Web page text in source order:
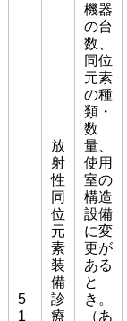
5
1
放
射
性
同
位
元
素
装
備
診
療
機器
の台
数、
同位
元素
の種
類・
数
量、
使用
室の
構造
設備
に変
更が
ある
と
き。
（あ